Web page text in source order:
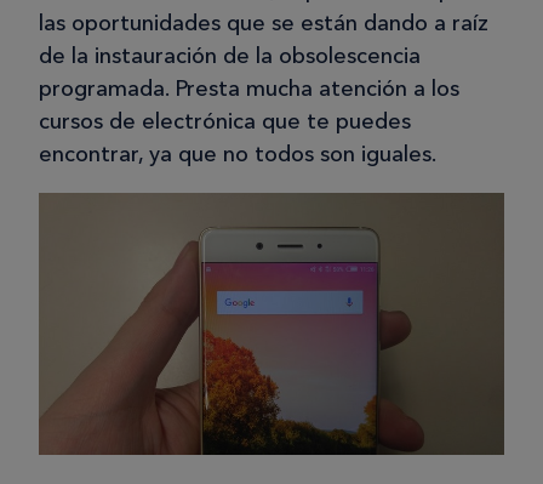
las oportunidades que se están dando a raíz
de la instauración de la obsolescencia
programada. Presta mucha atención a los
cursos de electrónica que te puedes
encontrar, ya que no todos son iguales.